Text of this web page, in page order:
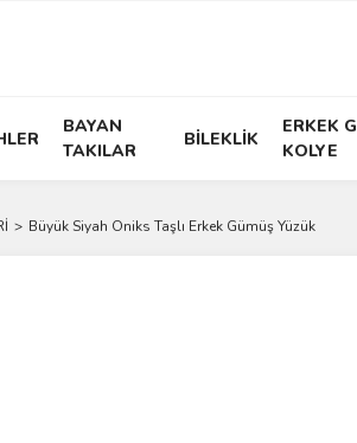
BAYAN
TAKILAR
BİLEKLİK
ERKEK
KOLYE
Büyük Siyah Oniks Taşlı Erkek Gümüş Yüzük